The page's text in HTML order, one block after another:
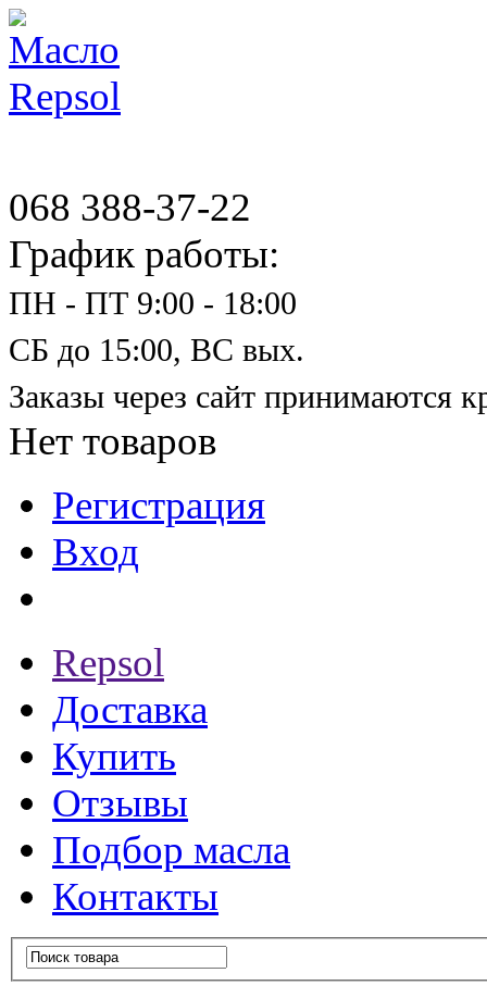
068 388-37-22
График работы:
ПН - ПТ 9:00 - 18:00
СБ до 15:00, ВС вых.
Заказы через сайт принимаются
Нет товаров
Регистрация
Вход
Repsol
Доставка
Купить
Отзывы
Подбор масла
Контакты